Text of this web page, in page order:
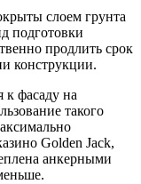
слоем грунта
подготовки
продлить срок
конструкции.
к фасаду на
такого
Golden Jack,
анкерными